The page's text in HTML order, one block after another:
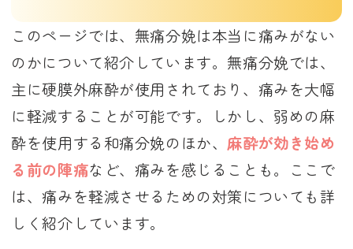
このページでは、無痛分娩は本当に痛みがない
のかについて紹介しています。無痛分娩では、
主に硬膜外麻酔が使用されており、痛みを大幅
に軽減することが可能です。しかし、弱めの麻
酔を使用する和痛分娩のほか、麻酔が効き始め
る前の陣痛など、痛みを感じることも。ここで
は、痛みを軽減させるための対策についても詳
しく紹介しています。